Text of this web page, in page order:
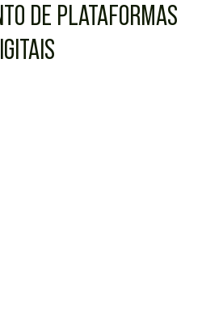
DE PLATAFORMAS